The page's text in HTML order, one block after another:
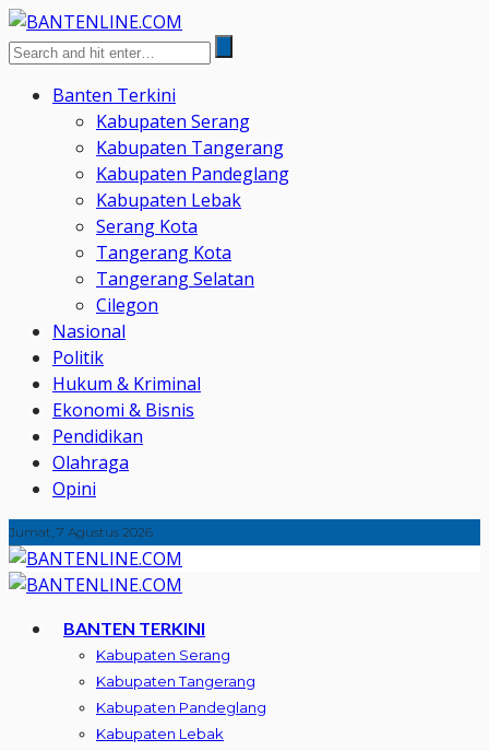
Banten Terkini
Kabupaten Serang
Kabupaten Tangerang
Kabupaten Pandeglang
Kabupaten Lebak
Serang Kota
Tangerang Kota
Tangerang Selatan
Cilegon
Nasional
Politik
Hukum & Kriminal
Ekonomi & Bisnis
Pendidikan
Olahraga
Opini
Jumat, 7 Agustus 2026
BANTEN TERKINI
Kabupaten Serang
Kabupaten Tangerang
Kabupaten Pandeglang
Kabupaten Lebak